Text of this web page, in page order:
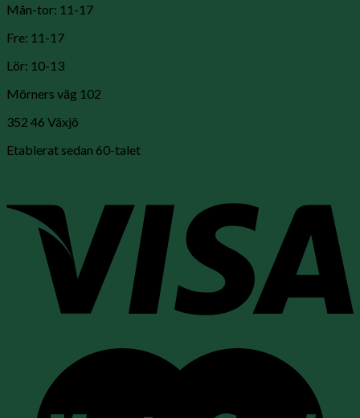
Mån-tor: 11-17
Fre: 11-17
Lör: 10-13
Mörners väg 102
352 46 Växjö
Etablerat sedan 60-talet